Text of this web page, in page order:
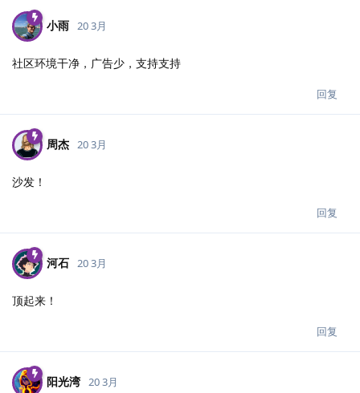
小雨 20 3月
社区环境干净，广告少，支持支持
回复
周杰 20 3月
沙发！
回复
河石 20 3月
顶起来！
回复
阳光湾 20 3月